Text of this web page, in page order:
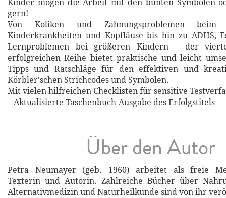
gern!
Von Koliken und Zahnungsproblemen beim
Kinderkrankheiten und Kopfläuse bis hin zu ADHS,
Lernproblemen bei größeren Kindern – der
erfolgreichen Reihe bietet praktische und leicht
Tipps und Ratschläge für den effektiven und
Körbler'schen Strichcodes und Symbolen.
Mit vielen hilfreichen Checklisten für sensitive
– Aktualisierte Taschenbuch-Ausgabe des Erfolgstitels –
Über den Autor
Petra Neumayer (geb. 1960) arbeitet als freie
Texterin und Autorin. Zahlreiche Bücher über
Alternativmedizin und Naturheilkunde sind von ihr